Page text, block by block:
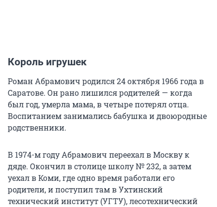
Король игрушек
Роман Абрамович родился 24 октября 1966 года в
Саратове. Он рано лишился родителей — когда
был год, умерла мама, в четыре потерял отца.
Воспитанием занимались бабушка и двоюродные
родственники.
В 1974-м году Абрамович переехал в Москву к
дяде. Окончил в столице школу № 232, а затем
уехал в Коми, где одно время работали его
родители, и поступил там в Ухтинский
технический институт (УГТУ), лесотехнический